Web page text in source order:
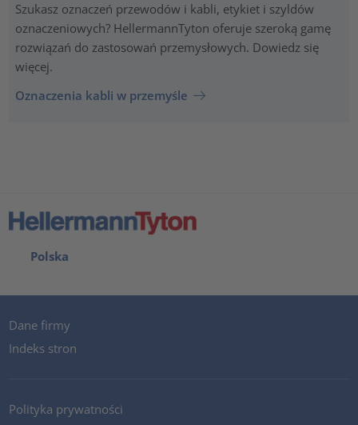
Szukasz oznaczeń przewodów i kabli, etykiet i szyldów
oznaczeniowych? HellermannTyton oferuje szeroką gamę
rozwiązań do zastosowań przemysłowych. Dowiedz się
więcej.
Oznaczenia kabli w przemyśle
Polska
Dane firmy
Indeks stron
Polityka prywatności